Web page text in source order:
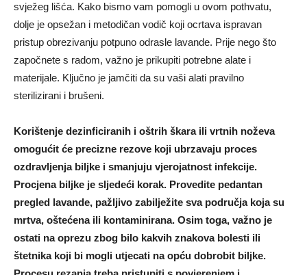
svježeg lišća. Kako bismo vam pomogli u ovom pothvatu,
dolje je opsežan i metodičan vodič koji ocrtava ispravan
pristup obrezivanju potpuno odrasle lavande. Prije nego što
započnete s radom, važno je prikupiti potrebne alate i
materijale. Ključno je jamčiti da su vaši alati pravilno
sterilizirani i brušeni.
Korištenje dezinficiranih i oštrih škara ili vrtnih noževa
omogućit će precizne rezove koji ubrzavaju proces
ozdravljenja biljke i smanjuju vjerojatnost infekcije.
Procjena biljke je sljedeći korak. Provedite pedantan
pregled lavande, pažljivo zabilježite sva područja koja su
mrtva, oštećena ili kontaminirana. Osim toga, važno je
ostati na oprezu zbog bilo kakvih znakova bolesti ili
štetnika koji bi mogli utjecati na opću dobrobit biljke.